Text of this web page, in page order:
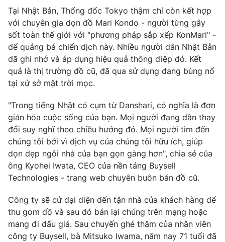
Tại Nhật Bản, Thống đốc Tokyo thậm chí còn kết hợp
với chuyên gia dọn đồ Mari Kondo - người từng gây
sốt toàn thế giới với "phương pháp sắp xếp KonMari" -
để quảng bá chiến dịch này. Nhiều người dân Nhật Bản
đã ghi nhớ và áp dụng hiệu quả thông điệp đó. Kết
quả là thị trường đồ cũ, đã qua sử dụng đang bùng nổ
tại xứ sở mặt trời mọc.
"Trong tiếng Nhật có cụm từ Danshari, có nghĩa là đơn
giản hóa cuộc sống của bạn. Mọi người đang dần thay
đổi suy nghĩ theo chiều hướng đó. Mọi người tìm đến
chúng tôi bởi vì dịch vụ của chúng tôi hữu ích, giúp
dọn dẹp ngôi nhà của bạn gọn gàng hơn", chia sẻ của
ông Kyohei Iwata, CEO của nền tảng Buysell
Technologies - trang web chuyên buôn bán đồ cũ.
Công ty sẽ cử đại diện đến tận nhà của khách hàng để
thu gom đồ và sau đó bán lại chúng trên mạng hoặc
mang đi đấu giá. Sau chuyến ghé thăm của nhân viên
công ty Buysell, bà Mitsuko Iwama, năm nay 71 tuổi đã